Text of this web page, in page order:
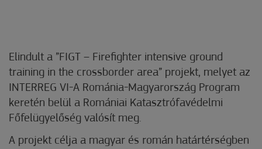
Elindult a ”FIGT – Firefighter intensive ground
training in the crossborder area” projekt, melyet az
INTERREG VI-A Románia-Magyarország Program
keretén belül a Romániai Katasztrófavédelmi
Főfelügyelőség valósít meg.
A projekt célja a magyar és román határtérségben